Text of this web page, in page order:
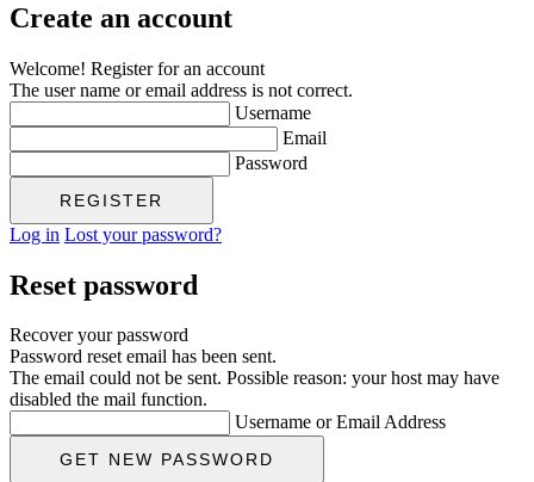
Create an account
Welcome! Register for an account
The user name or email address is not correct.
Username
Email
Password
Log in Lost your password?
Reset password
Recover your password
Password reset email has been sent.
The email could not be sent. Possible reason: your host may have
disabled the mail function.
Username or Email Address